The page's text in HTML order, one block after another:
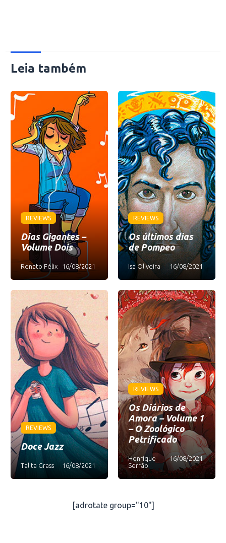
Leia também
REVIEWS
Dias Gigantes –
Volume Dois
Renato Félix 16/08/2021
REVIEWS
Os últimos dias
de Pompeo
Isa Oliveira 16/08/2021
REVIEWS
Doce Jazz
Talita Grass 16/08/2021
REVIEWS
Os Diários de
Amora – Volume 1
– O Zoológico
Petrificado
Henrique
Serrão
16/08/2021
[adrotate group="10"]